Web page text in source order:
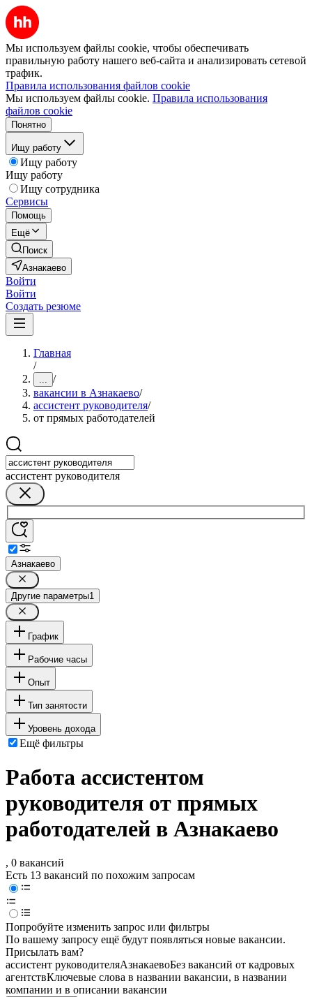
Мы используем файлы cookie, чтобы обеспечивать
правильную работу нашего веб-сайта и анализировать сетевой
трафик.
Правила использования файлов cookie
Мы используем файлы cookie. Правила использования
файлов cookie
Понятно
Ищу работу
Ищу работу
Ищу работу
Ищу сотрудника
Сервисы
Помощь
Ещё
Поиск
Азнакаево
Войти
Войти
Создать резюме
Главная
/
... /
вакансии в Азнакаево/
ассистент руководителя/
от прямых работодателей
ассистент руководителя
Азнакаево
Другие параметры1
График
Рабочие часы
Опыт
Тип занятости
Уровень дохода
Ещё фильтры
Работа ассистентом
руководителя от прямых
работодателей в Азнакаево
, 0 вакансий
Есть 13 вакансий по похожим запросам
Попробуйте изменить запрос или фильтры
По вашему запросу ещё будут появляться новые вакансии.
Присылать вам?
ассистент руководителяАзнакаевоБез вакансий от кадровых
агентствКлючевые слова в названии вакансии, в названии
компании и в описании вакансии